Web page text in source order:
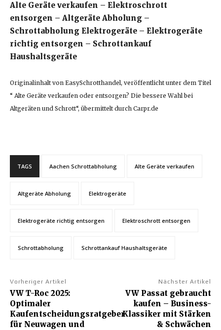
Alte Geräte verkaufen – Elektroschrott
entsorgen – Altgeräte Abholung –
Schrottabholung Elektrogeräte – Elektrogeräte
richtig entsorgen – Schrottankauf
Haushaltsgeräte
Originalinhalt von EasySchrotthandel, veröffentlicht unter dem Titel
“ Alte Geräte verkaufen oder entsorgen? Die bessere Wahl bei
Altgeräten und Schrott“, übermittelt durch Carpr.de
TAGS Aachen Schrottabholung Alte Geräte verkaufen
Altgeräte Abholung Elektrogeräte
Elektrogeräte richtig entsorgen Elektroschrott entsorgen
Schrottabholung Schrottankauf Haushaltsgeräte
Vorheriger Artikel
VW T-Roc 2025:
Optimaler
Kaufentscheidungsratgeber
für Neuwagen und
Nächster Artikel
VW Passat gebraucht
kaufen – Business-
Klassiker mit Stärken
& Schwächen